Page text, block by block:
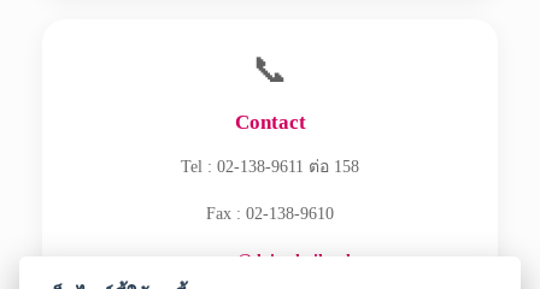
📞
Contact
Tel : 02-138-9611 ต่อ 158
Fax : 02-138-9610
ecommerce@daisothailand.com